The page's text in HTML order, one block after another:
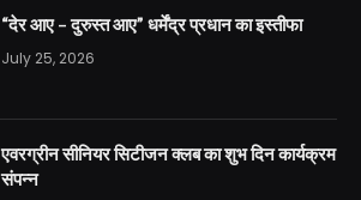
“देर आए – दुरुस्त आए” धर्मेंद्र प्रधान का इस्तीफा
July 25, 2026
एवरग्रीन सीनियर सिटीजन क्लब का शुभ दिन कार्यक्रम
संपन्न